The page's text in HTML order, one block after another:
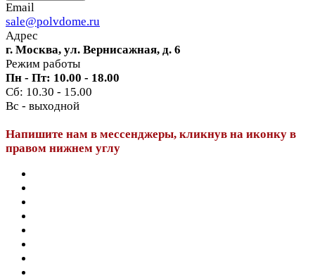
Email
sale@polvdome.ru
Адрес
г. Москва, ул. Вернисажная, д. 6
Режим работы
Пн - Пт: 10.00 - 18.00
Сб: 10.30 - 15.00
Вс - выходной
Напишите нам в мессенджеры, кликнув на иконку в
правом нижнем углу